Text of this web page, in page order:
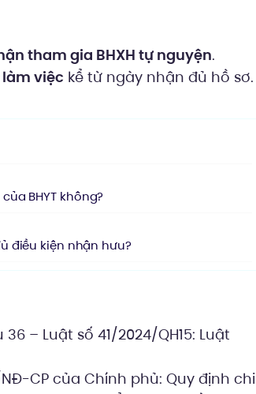
tham gia BHXH tự nguyện.
việc kể từ ngày nhận đủ hồ sơ.
BHYT không?
điều kiện nhận hưu?
– Luật số 41/2024/QH15: Luật
CP của Chính phủ: Quy định chi